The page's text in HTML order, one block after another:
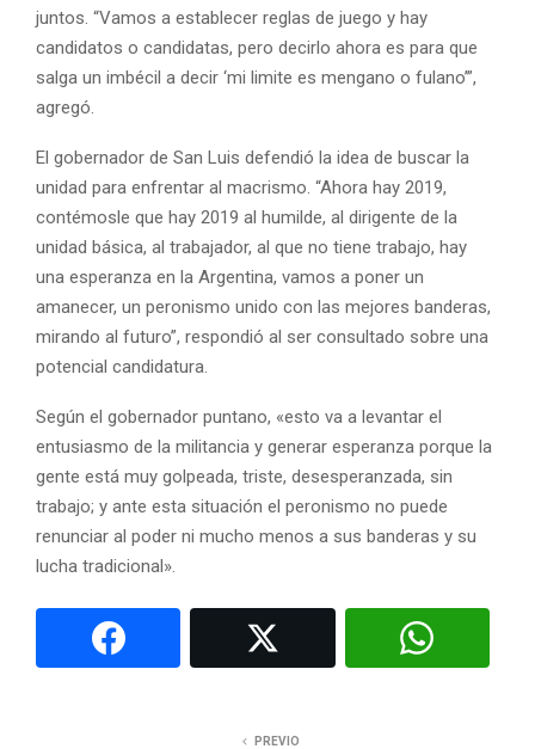
juntos. “Vamos a establecer reglas de juego y hay
candidatos o candidatas, pero decirlo ahora es para que
salga un imbécil a decir ‘mi limite es mengano o fulano’”,
agregó.
El gobernador de San Luis defendió la idea de buscar la
unidad para enfrentar al macrismo. “Ahora hay 2019,
contémosle que hay 2019 al humilde, al dirigente de la
unidad básica, al trabajador, al que no tiene trabajo, hay
una esperanza en la Argentina, vamos a poner un
amanecer, un peronismo unido con las mejores banderas,
mirando al futuro”, respondió al ser consultado sobre una
potencial candidatura.
Según el gobernador puntano, «esto va a levantar el
entusiasmo de la militancia y generar esperanza porque la
gente está muy golpeada, triste, desesperanzada, sin
trabajo; y ante esta situación el peronismo no puede
renunciar al poder ni mucho menos a sus banderas y su
lucha tradicional».
PREVIO